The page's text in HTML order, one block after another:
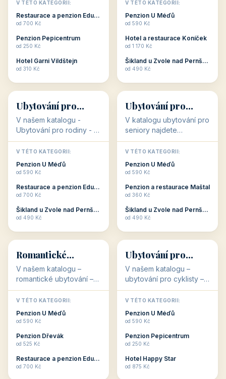
dovolenou přímo
souvisejí. Aktivní
odpočinek jso...
V TÉTO KATEGORII:
Restaurace a penzion Eduard
od 700 Kč
Penzion Pepicentrum
od 250 Kč
Hotel Garni Vildštejn
od 310 Kč
cenově dostupné
ubytování v ČR. Budete
c...
V TÉTO KATEGORII:
Penzion U Méďů
od 590 Kč
Hotel a restaurace Koníček
od 1 170 Kč
Šikland u Zvole nad Pernštejnem
od 490 Kč
👨‍👩‍👧‍👦
👨‍👩‍👧‍👦
34 objektů
Ubytování pro
rodiny
V našem katalogu -
Ubytování pro rodiny -
jsou pro Vás připraveny
objekty, které svojí
polohou či vybaveností,
nabízí klidné ubytování
V TÉTO KATEGORII:
Penzion U Méďů
od 590 Kč
Restaurace a penzion Eduard
od 700 Kč
Šikland u Zvole nad Pernštejnem
od 490 Kč
🧓
🧓
33 objektů
Ubytování pro
seniory
V katalogu ubytování pro
seniory najdete
penziony a hotely, které
jsou přizpůsobeny pro
ubytování klientů vyššího
věku. Některé z nich
V TÉTO KATEGORII:
Penzion U Méďů
od 590 Kč
Penzion a restaurace Maštal
od 360 Kč
Šikland u Zvole nad Pernštejnem
od 490 Kč
💕
💕
Romantické
ubytování
V našem katalogu –
romantické ubytování –
jsou pro Vás připraveny
objekty, které svojí
stavbou, polohou anebo
zaměřením nabízí
Romantické ...
V TÉTO KATEGORII:
Penzion U Méďů
od 590 Kč
Penzion Dřevák
od 525 Kč
Restaurace a penzion Eduard
od 700 Kč
🚴
🚴
32 objektů
Ubytování pro
cyklisty
V našem katalogu –
ubytování pro cyklisty –
jsou pro Vás připraveny
objekty, které jsou na
milovníky cykloturistiky
připraveny. Většinou mají
V TÉTO KATEGORII:
Penzion U Méďů
od 590 Kč
Penzion Pepicentrum
od 250 Kč
Hotel Happy Star
od 875 Kč
👥 💼